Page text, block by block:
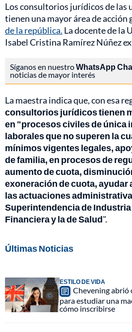
Los consultorios jurídicos de las
tienen una mayor área de acción
de la república. La docente de la
Isabel Cristina Ramírez Núñez
Síganos en nuestroWhatsApp
noticias de mayor interés
La maestra indica que, con esa
consultorios jurídicos tienen
en "procesos civiles de única
laborales que no superen la
mínimos vigentes legales,
de familia, en procesos de
aumento de cuota,
exoneración de cuota, ayudar
las actuaciones
Superintendencia de
Financiera y la de Salud".
Últimas Noticias
ESTILO DE VIDA
Chevening abrió
para estudiar una
cómo inscribirse